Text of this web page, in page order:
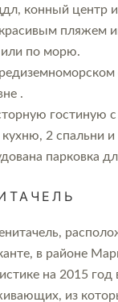
конный центр
пляжем
или по морю.
.
гостиную
2 спальни
парковка
в районе
на 2015
из